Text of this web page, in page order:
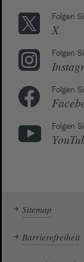
Folgen
X
Folgen
Folgen
Folgen
Sitemap
Barrierefreiheit